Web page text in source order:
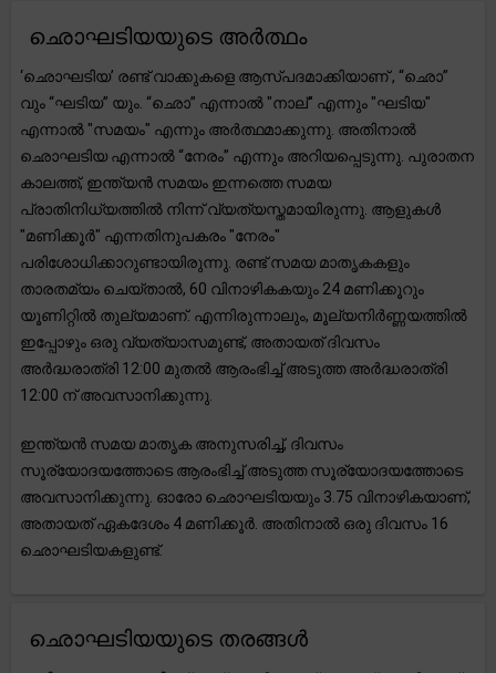
ഛൊഘടിയയുടെ അർത്ഥം
‘ഛൊഘടിയ’ രണ്ട് വാക്കുകളെ ആസ്പദമാക്കിയാണ് , “ഛൊ”
വും “ഘടിയ” യും. “ഛൊ” എന്നാൽ "നാല്" എന്നും "ഘടിയ"
എന്നാൽ "സമയം" എന്നും അർത്ഥമാക്കുന്നു. അതിനാൽ
ഛൊഘടിയ എന്നാൽ “നേരം” എന്നും അറിയപ്പെടുന്നു. പുരാതന
കാലത്ത്, ഇന്ത്യൻ സമയം ഇന്നത്തെ സമയ
പ്രാതിനിധ്യത്തിൽ നിന്ന് വ്യത്യസ്തമായിരുന്നു. ആളുകൾ
"മണിക്കൂർ" എന്നതിനുപകരം "നേരം"
പരിശോധിക്കാറുണ്ടായിരുന്നു. രണ്ട് സമയ മാതൃകകളും
താരതമ്യം ചെയ്താൽ, 60 വിനാഴികകയും 24 മണിക്കൂറും
യൂണിറ്റിൽ തുല്യമാണ്. എന്നിരുന്നാലും, മൂല്യനിർണ്ണയത്തിൽ
ഇപ്പോഴും ഒരു വ്യത്യാസമുണ്ട്, അതായത് ദിവസം
അർദ്ധരാത്രി 12:00 മുതൽ ആരംഭിച്ച് അടുത്ത അർദ്ധരാത്രി
12:00 ന് അവസാനിക്കുന്നു.
ഇന്ത്യൻ സമയ മാതൃക അനുസരിച്ച്, ദിവസം
സൂര്യോദയത്തോടെ ആരംഭിച്ച് അടുത്ത സൂര്യോദയത്തോടെ
അവസാനിക്കുന്നു. ഓരോ ഛൊഘടിയയും 3.75 വിനാഴികയാണ്,
അതായത് ഏകദേശം 4 മണിക്കൂർ. അതിനാൽ ഒരു ദിവസം 16
ഛൊഘടിയകളുണ്ട്.
ഛൊഘടിയയുടെ തരങ്ങൾ